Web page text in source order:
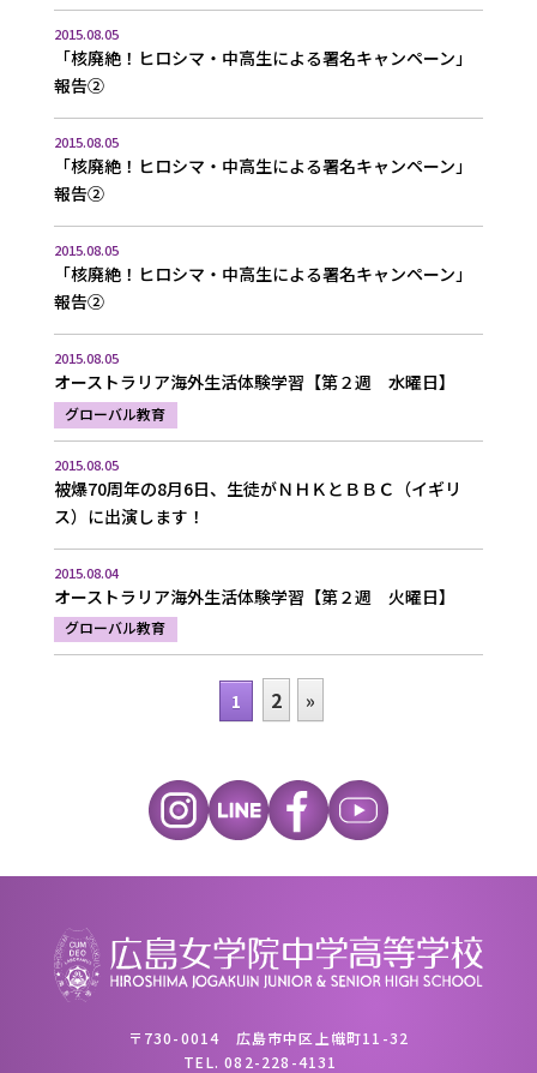
2015.08.05
「核廃絶！ヒロシマ・中高生による署名キャンペーン」
報告②
2015.08.05
「核廃絶！ヒロシマ・中高生による署名キャンペーン」
報告②
2015.08.05
「核廃絶！ヒロシマ・中高生による署名キャンペーン」
報告②
2015.08.05
オーストラリア海外生活体験学習【第２週 水曜日】
グローバル教育
2015.08.05
被爆70周年の8月6日、生徒がＮＨＫとＢＢＣ（イギリ
ス）に出演します！
2015.08.04
オーストラリア海外生活体験学習【第２週 火曜日】
グローバル教育
1 2 »
〒730-0014 広島市中区上幟町11-32
TEL.082-228-4131